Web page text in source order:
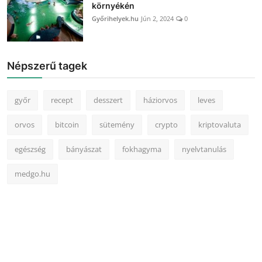
környékén
Győrihelyek.hu Jún 2, 2024 0
Népszerű tagek
győr recept desszert háziorvos leves
orvos bitcoin sütemény crypto kriptovaluta
egészség bányászat fokhagyma nyelvtanulás
medgo.hu